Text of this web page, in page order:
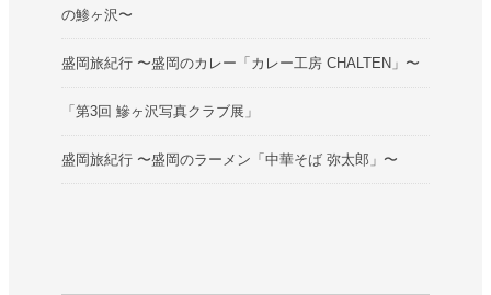
の鯵ヶ沢〜
盛岡旅紀行 〜盛岡のカレー「カレー工房 CHALTEN」〜
「第3回 鰺ヶ沢写真クラブ展」
盛岡旅紀行 〜盛岡のラーメン「中華そば 弥太郎」〜